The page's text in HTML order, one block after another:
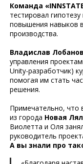
Команда
тестировал
повышения навыков
производства.
Владислав
управления
Unity-разработчик)
помогая им стать
решения.
Примечательно, что
из города Новая
Виолетта и Оля
руководитель
А вы знали про